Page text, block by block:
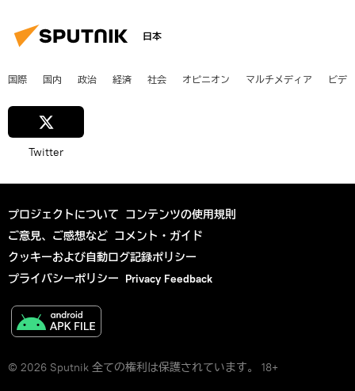
日本
国際 国内 政治 経済 社会 オピニオン マルチメディア ビデ
Twitter
プロジェクトについて コンテンツの使用規則
ご意見、ご感想など コメント・ガイド
クッキーおよび自動ログ記録ポリシー
プライバシーポリシー Privacy Feedback
© 2026 Sputnik 全ての権利は保護されています。 18+